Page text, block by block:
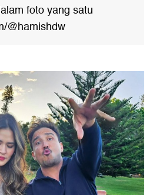
foto yang satu
@hamishdw